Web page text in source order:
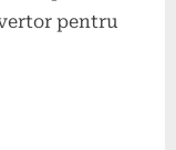
pentru